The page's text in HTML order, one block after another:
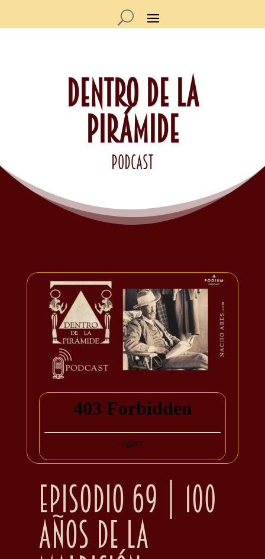
DENTRO DE LA
PIRÁMIDE
podcast
Episodio 69 | 100
años de la